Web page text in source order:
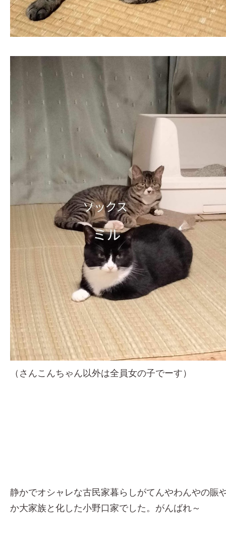
（さんこんちゃん以外は全員女の子でーす）
静かでオシャレな古民家暮らしがてんやわんやの賑
か大家族と化した小野口家でした。がんばれ～